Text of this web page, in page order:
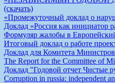
(скачать)
«Промежуточный доклад о
Доклад «Россия как инициатор
Формуляр жалобы в
Итоговый доклад о работе
Доклад для Комитета
The Report for the Committee of
Доклад "Годовой отчет Чистые
Corruption in russia: independent